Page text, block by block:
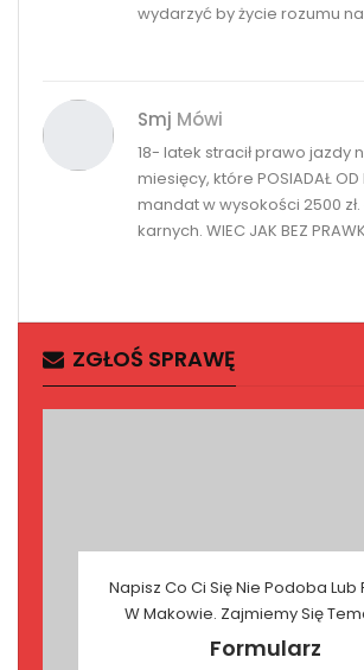
wydarzyć by życie rozumu
Smj Mówi
18- latek stracił prawo jazdy
miesięcy, które POSIADAŁ OD
mandat w wysokości 2500
karnych. WIEC JAK BEZ
ZGŁOŚ SPRAWĘ
Napisz Co Ci Się Nie Podoba
W Makowie. Zajmiemy Się
Formularz